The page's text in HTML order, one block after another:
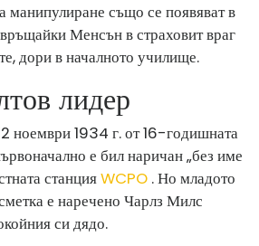
манипулиране също се появяват в
Менсън в страховит враг
дори в началното училище.
лидер
ноември 1934 г. от 16-годишната
е бил наричан „без име
станцияWCPO . Но младото
е наречено Чарлз Милс
си дядо.